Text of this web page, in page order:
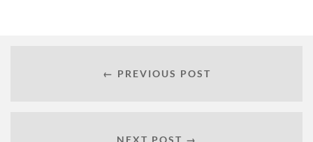
← PREVIOUS POST
NEXT POST →